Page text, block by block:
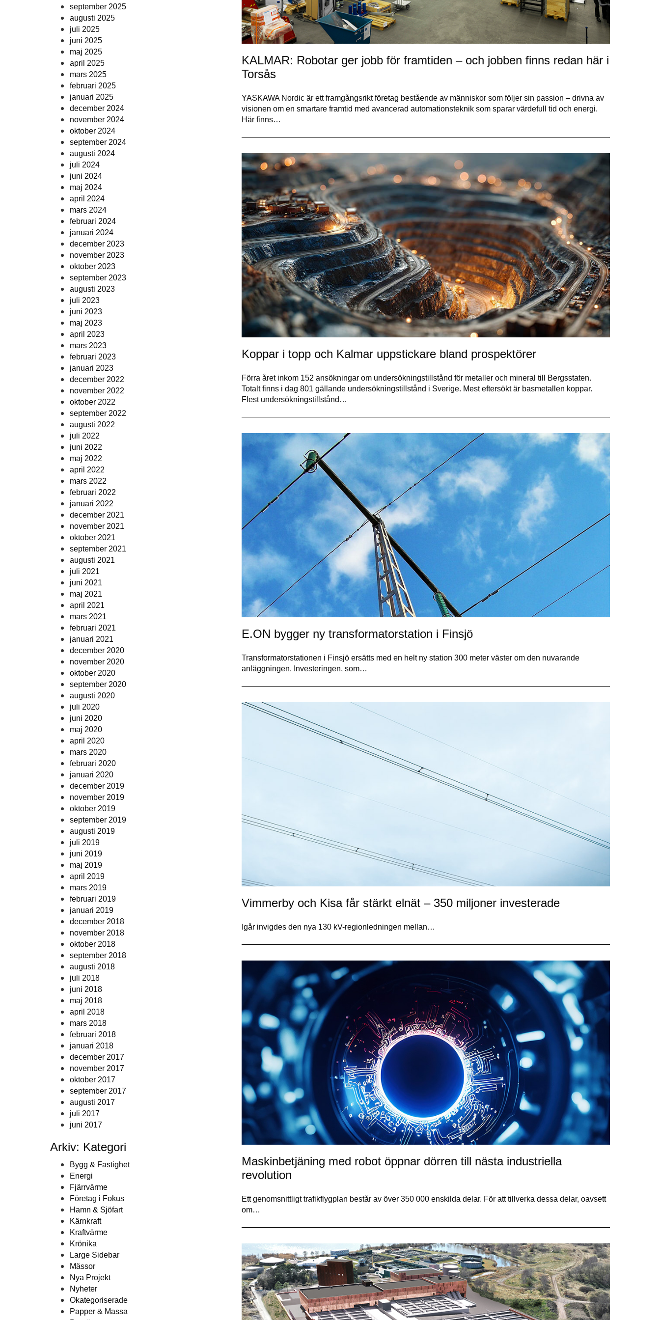
september 2025
augusti 2025
juli 2025
juni 2025
maj 2025
april 2025
mars 2025
februari 2025
januari 2025
december 2024
november 2024
oktober 2024
september 2024
augusti 2024
juli 2024
juni 2024
maj 2024
april 2024
mars 2024
februari 2024
januari 2024
december 2023
november 2023
oktober 2023
september 2023
augusti 2023
juli 2023
juni 2023
maj 2023
april 2023
mars 2023
februari 2023
januari 2023
december 2022
november 2022
oktober 2022
september 2022
augusti 2022
juli 2022
juni 2022
maj 2022
april 2022
mars 2022
februari 2022
januari 2022
december 2021
november 2021
oktober 2021
september 2021
augusti 2021
juli 2021
juni 2021
maj 2021
april 2021
mars 2021
februari 2021
januari 2021
december 2020
november 2020
oktober 2020
september 2020
augusti 2020
juli 2020
juni 2020
maj 2020
april 2020
mars 2020
februari 2020
januari 2020
december 2019
november 2019
oktober 2019
september 2019
augusti 2019
juli 2019
juni 2019
maj 2019
april 2019
mars 2019
februari 2019
januari 2019
december 2018
november 2018
oktober 2018
september 2018
augusti 2018
juli 2018
juni 2018
maj 2018
april 2018
mars 2018
februari 2018
januari 2018
december 2017
november 2017
oktober 2017
september 2017
augusti 2017
juli 2017
juni 2017
Arkiv: Kategori
Bygg & Fastighet
Energi
Fjärrvärme
Företag i Fokus
Hamn & Sjöfart
Kärnkraft
Kraftvärme
Krönika
Large Sidebar
Mässor
Nya Projekt
Nyheter
Okategoriserade
Papper & Massa
KALMAR: Robotar ger jobb för framtiden – och jobben finns redan här i
Torsås
YASKAWA Nordic är ett framgångsrikt företag bestående av människor som följer sin passion – drivna av
visionen om en smartare framtid med avancerad automationsteknik som sparar värdefull tid och energi.
Här finns…
Koppar i topp och Kalmar uppstickare bland prospektörer
Förra året inkom 152 ansökningar om undersökningstillstånd för metaller och mineral till Bergsstaten.
Totalt finns i dag 801 gällande undersökningstillstånd i Sverige. Mest eftersökt är basmetallen koppar.
Flest undersökningstillstånd…
E.ON bygger ny transformatorstation i Finsjö
Transformatorstationen i Finsjö ersätts med en helt ny station 300 meter väster om den nuvarande
anläggningen. Investeringen, som…
Vimmerby och Kisa får stärkt elnät – 350 miljoner investerade
Igår invigdes den nya 130 kV-regionledningen mellan…
Maskinbetjäning med robot öppnar dörren till nästa industriella
revolution
Ett genomsnittligt trafikflygplan består av över 350 000 enskilda delar. För att tillverka dessa delar, oavsett
om…